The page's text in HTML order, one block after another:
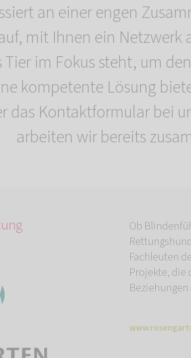
an einer engen
mit Ihnen ein Netzwerk
im Fokus steht, um
kompetente Lösung
das Kontaktformular bei
arbeiten wir bereits
Ob
Fachleuten
Projekte, die